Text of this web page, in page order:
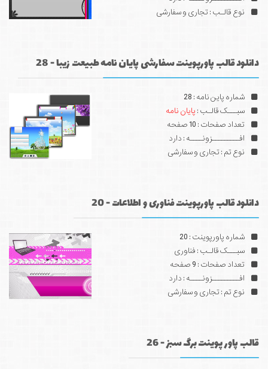
نوع قالـب : تجاری و سفارشی
دانلود قالب پاورپوینت سفارشی پایان نامه طبیعت زیبا - 28
شماره پاین نامه : 28
سبـــک قالـب : پایان نامه
تعداد صفحات : 10 صفحه
افـــــــــزونــــه : دارد
نوع تم : تجاری و سفارشی
دانلود قالب پاورپوینت فناوری و اطلاعات - 20
شماره پاورپوینت : 20
سبـــک قالـب : فناوری
تعداد صفحات : 9 صفحه
افـــــــــزونــــه : دارد
نوع تم : تجاری و سفارشی
قالب پاور پوینت برگ سبز - 26